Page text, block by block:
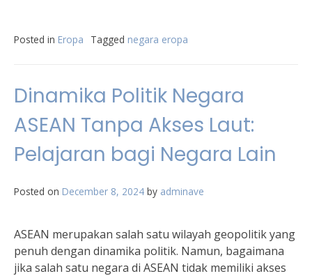
Posted in Eropa Tagged negara eropa
Dinamika Politik Negara
ASEAN Tanpa Akses Laut:
Pelajaran bagi Negara Lain
Posted on December 8, 2024 by adminave
ASEAN merupakan salah satu wilayah geopolitik yang
penuh dengan dinamika politik. Namun, bagaimana
jika salah satu negara di ASEAN tidak memiliki akses